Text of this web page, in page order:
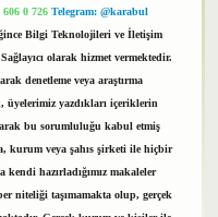
0 726 Telegram: @karabul
Bilgi Teknolojileri ve İletişim
olarak hizmet vermektedir.
denetleme veya araştırma
yazdıkları içeriklerin
bu sorumluluğu kabul etmiş
kurum veya şahıs şirketi ile hiçbir
kendi hazırladığımız makaleler
niteliği taşımamakta olup, gerçek